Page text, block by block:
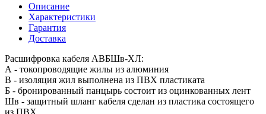
Описание
Характеристики
Гарантия
Доставка
Расшифровка кабеля АВБШв-ХЛ:
А - токопроводящие жилы из алюминия
В - изоляция жил выполнена из ПВХ пластиката
Б - бронированный панцырь состоит из оцинкованных лент
Шв - защитный шланг кабеля сделан из пластика состоящего
из ПВХ